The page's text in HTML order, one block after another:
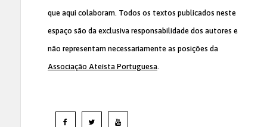
que aqui colaboram. Todos os textos publicados neste
espaço são da exclusiva responsabilidade dos autores e
não representam necessariamente as posições da
Associação Ateísta Portuguesa.